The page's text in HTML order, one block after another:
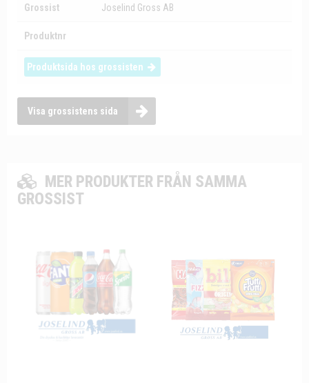
Grossist Joselind Gross AB
Produktnr
Produktsida hos grossisten
Visa grossistens sida
MER PRODUKTER FRÅN SAMMA
GROSSIST